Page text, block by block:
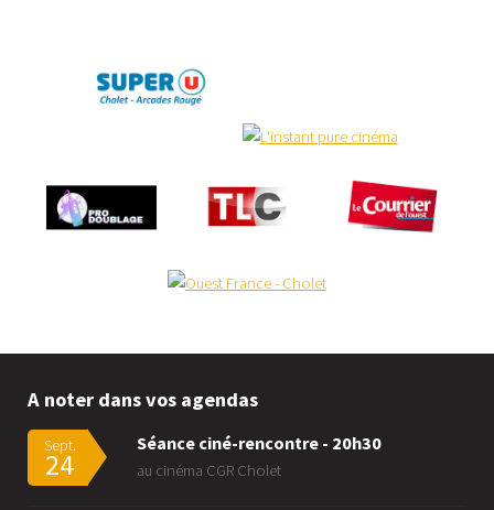
A noter dans vos agendas
Sept.
24
Séance ciné-rencontre - 20h30
au cinéma CGR Cholet